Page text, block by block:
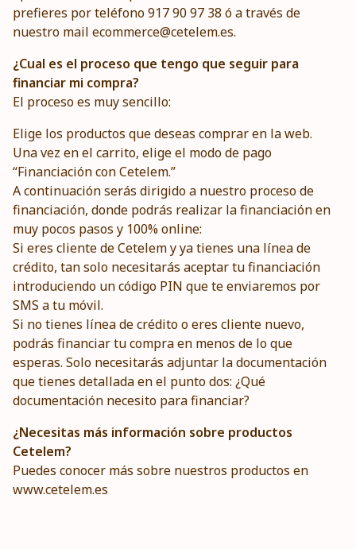
prefieres por teléfono 917 90 97 38 ó a través de
nuestro mail ecommerce@cetelem.es.
¿Cual es el proceso que tengo que seguir para
financiar mi compra?
El proceso es muy sencillo:
Elige los productos que deseas comprar en la web.
Una vez en el carrito, elige el modo de pago
“Financiación con Cetelem.”
A continuación serás dirigido a nuestro proceso de
financiación, donde podrás realizar la financiación en
muy pocos pasos y 100% online:
Si eres cliente de Cetelem y ya tienes una línea de
crédito, tan solo necesitarás aceptar tu financiación
introduciendo un código PIN que te enviaremos por
SMS a tu móvil.
Si no tienes línea de crédito o eres cliente nuevo,
podrás financiar tu compra en menos de lo que
esperas. Solo necesitarás adjuntar la documentación
que tienes detallada en el punto dos: ¿Qué
documentación necesito para financiar?
¿Necesitas más información sobre productos
Cetelem?
Puedes conocer más sobre nuestros productos en
www.cetelem.es